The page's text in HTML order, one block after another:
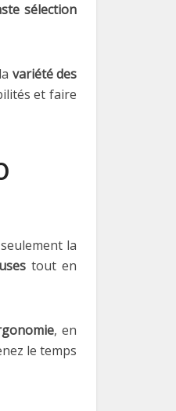
sélection
variété des
et faire
la
tout en
, en
le temps